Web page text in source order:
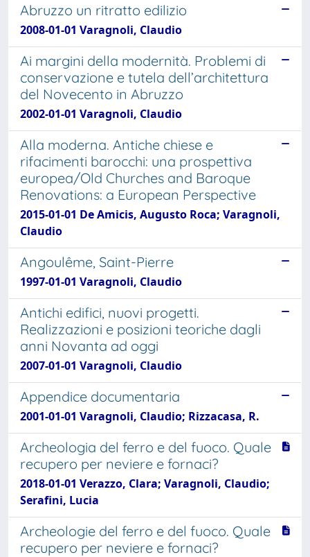
Abruzzo un ritratto edilizio
2008-01-01 Varagnoli, Claudio
Ai margini della modernità. Problemi di
conservazione e tutela dell’architettura
del Novecento in Abruzzo
2002-01-01 Varagnoli, Claudio
Alla moderna. Antiche chiese e
rifacimenti barocchi: una prospettiva
europea/Old Churches and Baroque
Renovations: a European Perspective
2015-01-01 De Amicis, Augusto Roca; Varagnoli,
Claudio
Angoulême, Saint-Pierre
1997-01-01 Varagnoli, Claudio
Antichi edifici, nuovi progetti.
Realizzazioni e posizioni teoriche dagli
anni Novanta ad oggi
2007-01-01 Varagnoli, Claudio
Appendice documentaria
2001-01-01 Varagnoli, Claudio; Rizzacasa, R.
Archeologia del ferro e del fuoco. Quale
recupero per neviere e fornaci?
2018-01-01 Verazzo, Clara; Varagnoli, Claudio;
Serafini, Lucia
Archeologie del ferro e del fuoco. Quale
recupero per neviere e fornaci?